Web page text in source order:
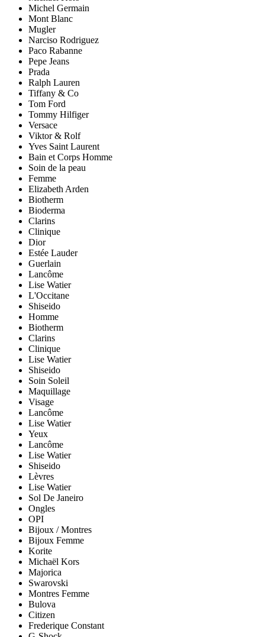
Michel Germain
Mont Blanc
Mugler
Narciso Rodriguez
Paco Rabanne
Pepe Jeans
Prada
Ralph Lauren
Tiffany & Co
Tom Ford
Tommy Hilfiger
Versace
Viktor & Rolf
Yves Saint Laurent
Bain et Corps Homme
Soin de la peau
Femme
Elizabeth Arden
Biotherm
Bioderma
Clarins
Clinique
Dior
Estée Lauder
Guerlain
Lancôme
Lise Watier
L'Occitane
Shiseido
Homme
Biotherm
Clarins
Clinique
Lise Watier
Shiseido
Soin Soleil
Maquillage
Visage
Lancôme
Lise Watier
Yeux
Lancôme
Lise Watier
Shiseido
Lèvres
Lise Watier
Sol De Janeiro
Ongles
OPI
Bijoux / Montres
Bijoux Femme
Korite
Michaël Kors
Majorica
Swarovski
Montres Femme
Bulova
Citizen
Frederique Constant